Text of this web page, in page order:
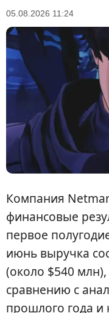
05.08.2026 11:24
Компания
финансовые
первое
июнь выручка
(около $540
сравнению с
прошлого года и